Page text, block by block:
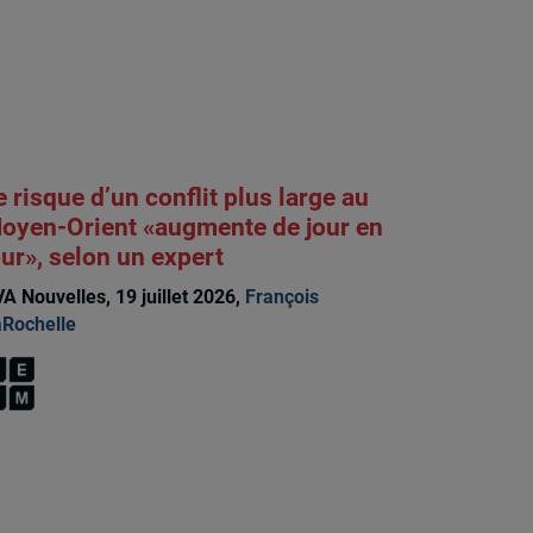
risque d’un conflit plus large au
Orient «augmente de jour en
selon un expert
Nouvelles, 19 juillet 2026, François